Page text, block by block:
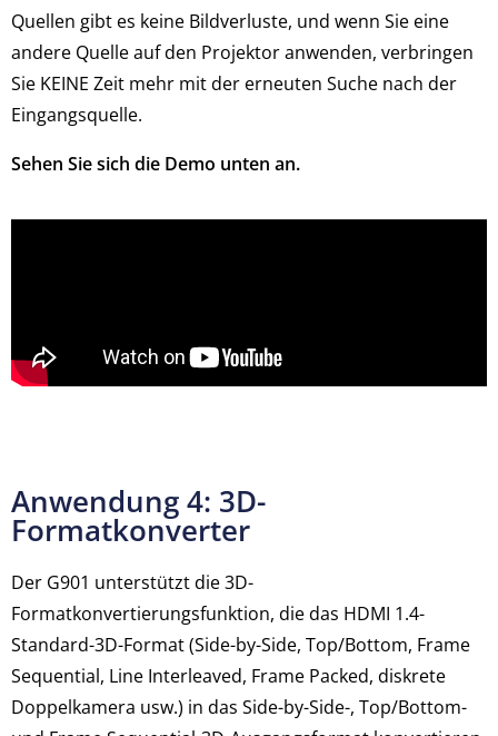
Quellen gibt es keine Bildverluste, und wenn Sie eine
andere Quelle auf den Projektor anwenden, verbringen
Sie KEINE Zeit mehr mit der erneuten Suche nach der
Eingangsquelle.
Sehen Sie sich die Demo unten an.
Anwendung 4: 3D-
Formatkonverter
Der G901 unterstützt die 3D-
Formatkonvertierungsfunktion, die das HDMI 1.4-
Standard-3D-Format (Side-by-Side, Top/Bottom, Frame
Sequential, Line Interleaved, Frame Packed, diskrete
Doppelkamera usw.) in das Side-by-Side-, Top/Bottom-